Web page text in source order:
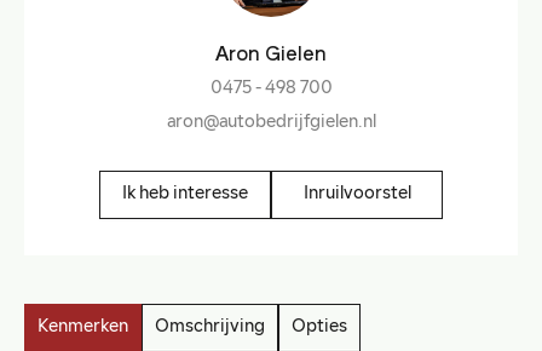
Aron Gielen
0475 - 498 700
aron@autobedrijfgielen.nl
Ik heb interesse Inruilvoorstel
Kenmerken Omschrijving Opties